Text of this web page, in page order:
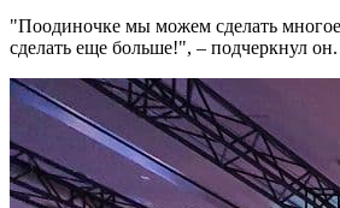
"Поодиночке мы можем сделать
сделать еще больше!", – подчеркнул он.